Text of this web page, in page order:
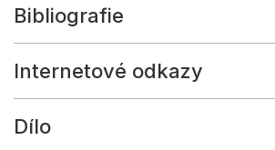
Bibliografie
Internetové odkazy
Dílo